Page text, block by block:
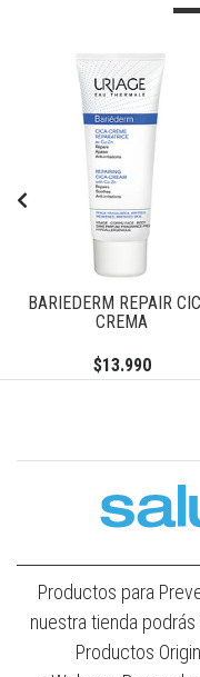
BARIEDERM REPAIR
CREMA
$13.990
Productos para
nuestra tienda
Productos